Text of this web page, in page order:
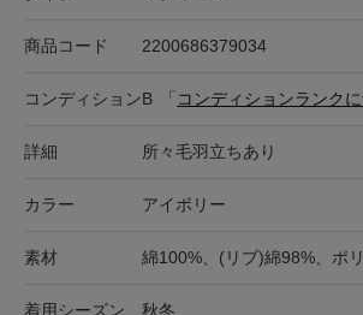
商品コード 2200686379034
コンディションB 「 コンディションランク
詳細 所々毛羽立ちあり
カラー アイボリー
素材 綿100%、(リブ)綿98%、ポ
着用シーズン 秋冬